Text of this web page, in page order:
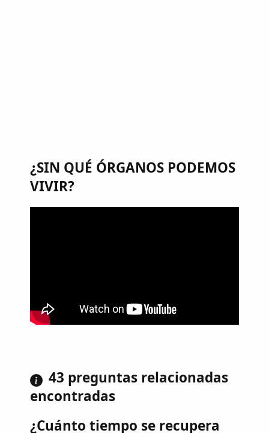
¿SIN QUÉ ÓRGANOS PODEMOS
VIVIR?
43 preguntas relacionadas
encontradas
¿Cuánto tiempo se recupera